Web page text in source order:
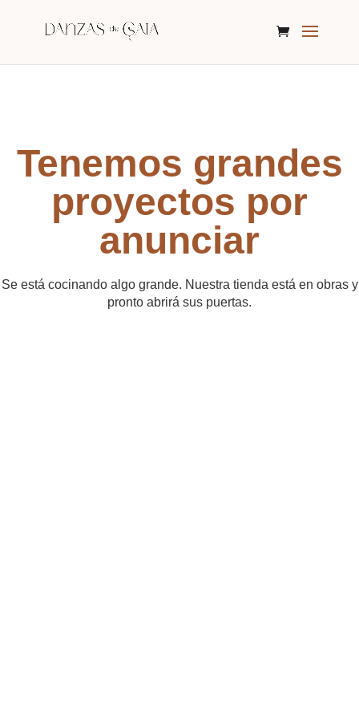
Tenemos grandes
proyectos por
anunciar
Se está cocinando algo grande. Nuestra tienda está en obras y
pronto abrirá sus puertas.